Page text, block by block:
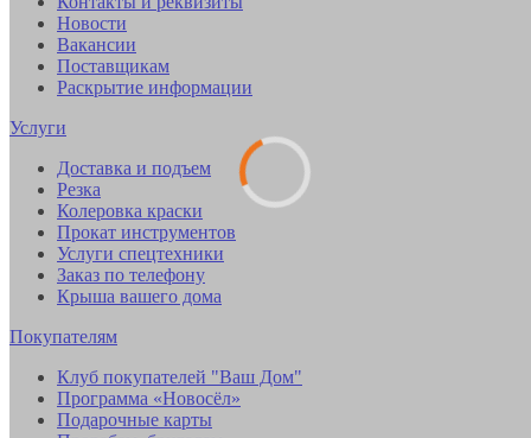
Новости
Вакансии
Поставщикам
Раскрытие информации
Услуги
Доставка и подъем
Резка
Колеровка краски
Прокат инструментов
Услуги спецтехники
Заказ по телефону
Крыша вашего дома
Покупателям
Клуб покупателей "Ваш Дом"
Программа «Новосёл»
Подарочные карты